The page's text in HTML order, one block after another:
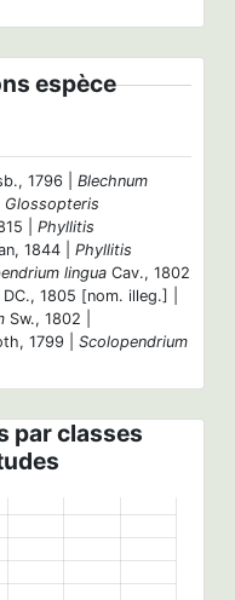
espèce
1796 | Blechnum
Glossopteris
| Phyllitis
1844 | Phyllitis
lingua Cav., 1802
DC., 1805 [nom. illeg.] |
Sw., 1802 |
1799 | Scolopendrium
par classes